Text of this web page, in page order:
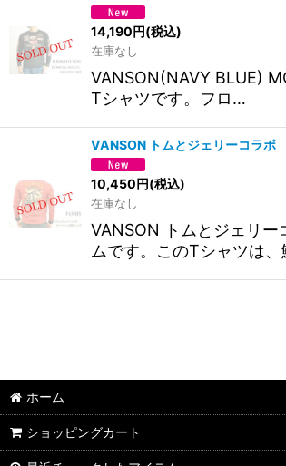
14,190円(税込)
在庫なし
VANSON(NAVY BLUE)
Tシャツです。フロ…
VANSON トムとジェリーコラ
10,450円(税込)
在庫なし
VANSON トムとジェリ
ムです。このTシャツは
ホーム
ショッピングカート